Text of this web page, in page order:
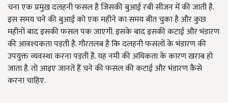
चना एक प्रमुख दलहनी फसल है जिसकी बुआई रबी सीजन में की जाती है.
इस समय चने की बुआई को एक महीने का समय बीत चुका है और कुछ
महीनों बाद इसकी फसल पक जाएगी. इसके बाद इसकी कटाई और भंडारण
की आवश्यकता पड़ती है. गौरतलब है कि दलहनी फसलों के भंडारण की
उपयुक्त व्यवस्था करना पड़ती है. यह नमी की अधिकता के कारण खराब हो
जाता है. तो आइए जानते हैं चने की फसल की कटाई और भंडारण कैसे
करना चाहिए.